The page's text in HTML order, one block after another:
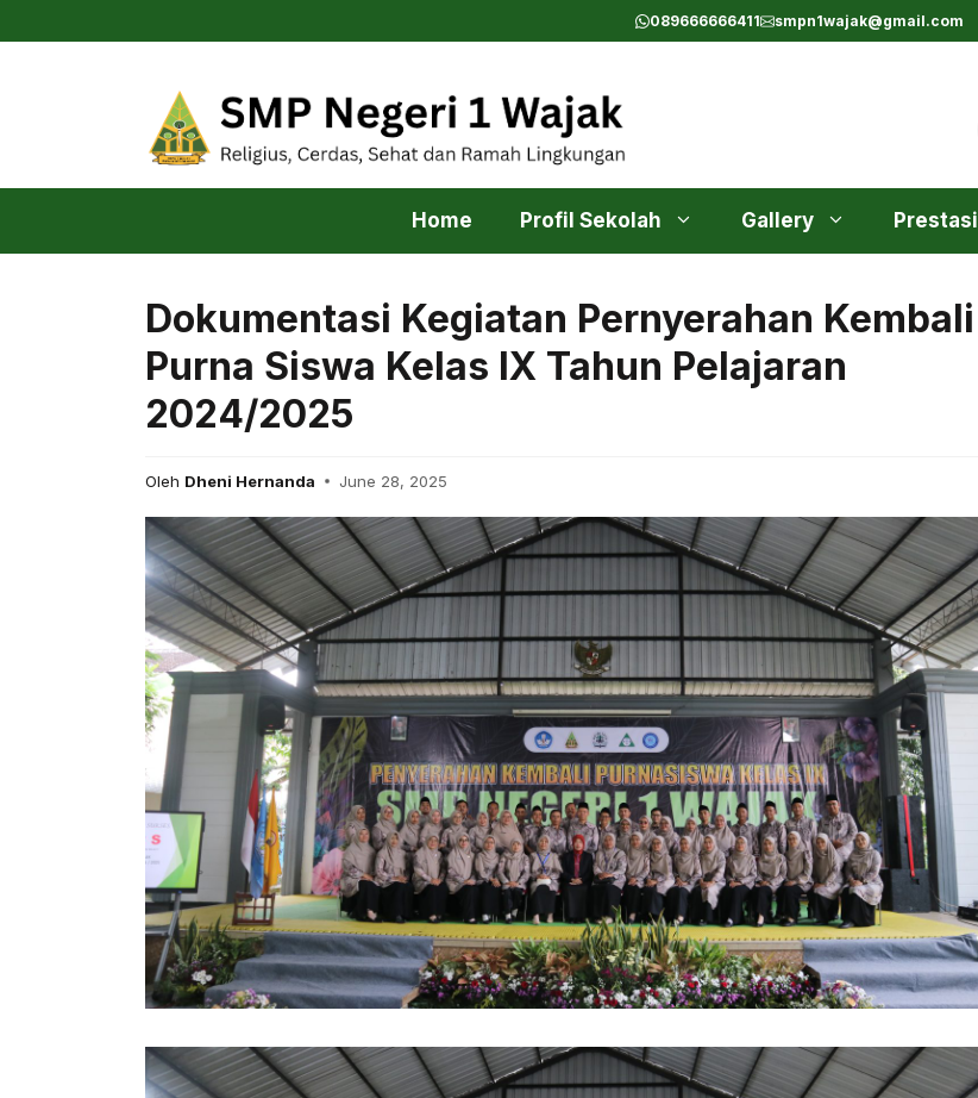
to
089666666411 smpn1wajak@gmail.com
Home Profil Sekolah Gallery Prestasi
Dokumentasi Kegiatan Pernyerahan Kembali
Purna Siswa Kelas IX Tahun Pelajaran
2024/2025
Oleh Dheni Hernanda June 28, 2025